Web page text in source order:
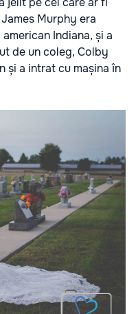
Murphy era
Indiana, și a
de un coleg, Colby
și a intrat cu mașina în